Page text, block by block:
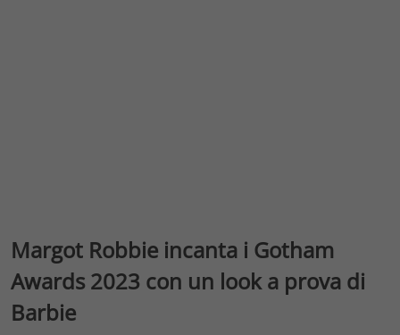
Margot Robbie incanta i Gotham
Awards 2023 con un look a prova di
Barbie